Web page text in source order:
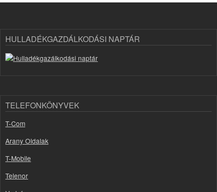
HULLADÉKGAZDÁLKODÁSI NAPTÁR
TELEFONKÖNYVEK
T-Com
Arany Oldalak
T-Mobile
Telenor